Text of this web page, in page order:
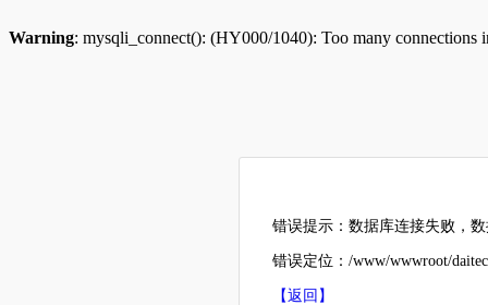
Warning: mysqli_connect(): (HY000/1040): Too many connections
错误提示：数据库连接失败，
错误定位：/www/wwwroot/
【返回】